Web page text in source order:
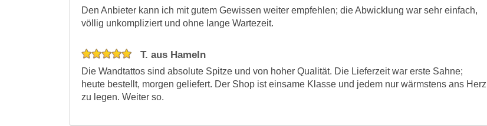
Den Anbieter kann ich mit gutem Gewissen weiter empfehlen; die Abwicklung war sehr einfach,
völlig unkompliziert und ohne lange Wartezeit.
T. aus Hameln
Die Wandtattos sind absolute Spitze und von hoher Qualität. Die Lieferzeit war erste Sahne;
heute bestellt, morgen geliefert. Der Shop ist einsame Klasse und jedem nur wärmstens ans Herz
zu legen. Weiter so.